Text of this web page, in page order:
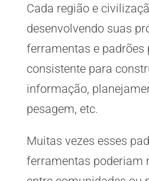
Cada região e
desenvolvendo suas
ferramentas e padrões
consistente para
informação,
pesagem, etc.
Muitas vezes esses
ferramentas poderiam